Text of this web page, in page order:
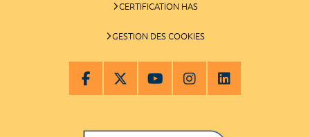
CERTIFICATION HAS
GESTION DES COOKIES